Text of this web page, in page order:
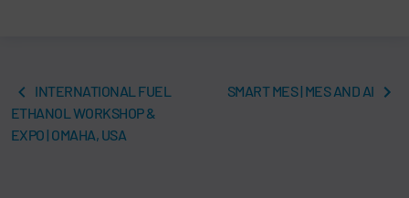
INTERNATIONAL FUEL
ETHANOL WORKSHOP &
EXPO | OMAHA, USA
SMART MES | MES AND AI